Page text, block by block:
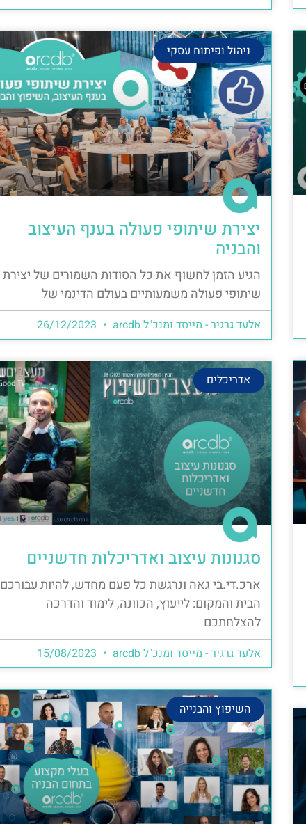
ניהול ופיתוח עסקי
יצירת שיתופי פעולה בענף העיצוב
והבניה
הגיע הזמן לחשוף את כל הסודות השמורים של יצירת
שיתופי פעולה משמעותיים בעולם הדינמי של
אלעד גרגיר - מייסד ומנכ"ל arcdb
אדריכלים
סגנונות עיצוב ואדריכלות חדשניים
ארכ.די.בי גאה ונרגשת כל פעם מחדש, להיות עבורכם
הבית והמקום: לייעוץ, הכוונה, לימוד והדרכה
להצלחתכם
אלעד גרגיר - מייסד ומנכ"ל arcdb
השיפוץ והבנייה